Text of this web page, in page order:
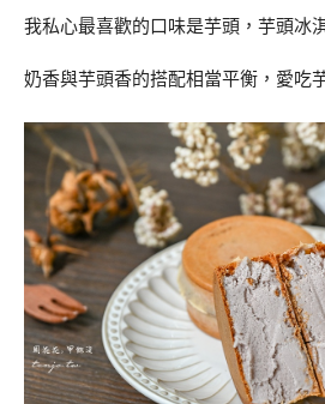
我私心最喜歡的口味是芋頭，芋頭冰
奶香與芋頭香的搭配相當平衡，愛吃